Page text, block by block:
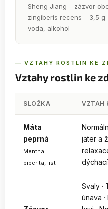
Sheng Jiang – zázvor
zingiberis recens – 3,5 g
voda, alkohol
— VZTAHY ROSTLIN KE
Vztahy rostlin ke
SLOŽKA VZTAH
Máta
peprná
Mentha
piperita, list
jater a
Svaly ·
únava